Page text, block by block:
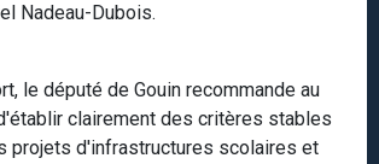
Nadeau-Dubois.
le député de Gouin recommande au
clairement des critères stables
projets d'infrastructures scolaires et